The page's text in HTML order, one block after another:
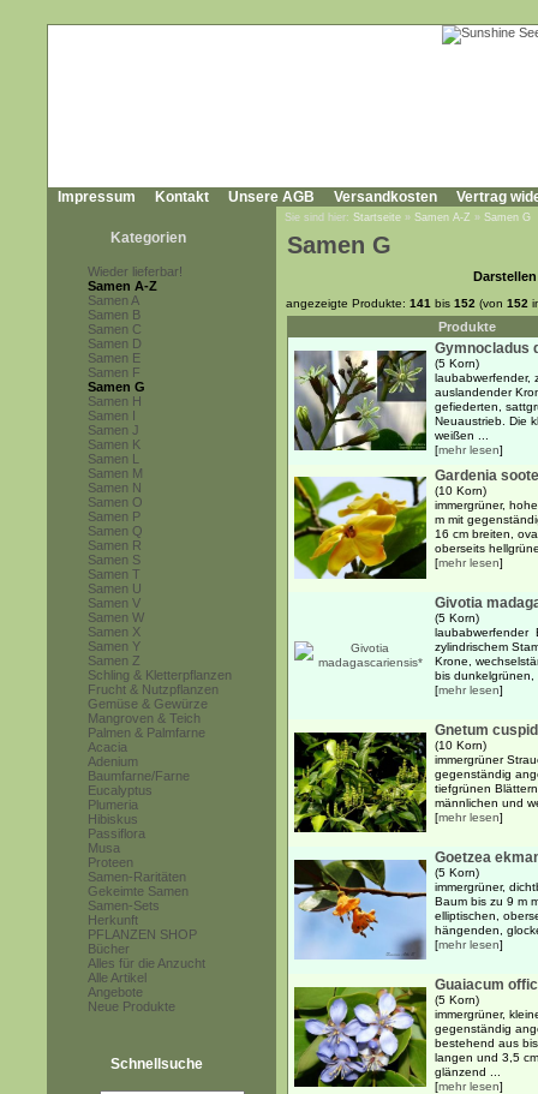
Impressum Kontakt Unsere AGB Versandkosten Vertrag
Kategorien
Wieder lieferbar!
Samen A-Z
Samen A
Samen B
Samen C
Samen D
Samen E
Samen F
Samen G
Samen H
Samen I
Samen J
Samen K
Samen L
Samen M
Samen N
Samen O
Samen P
Samen Q
Samen R
Samen S
Samen T
Samen U
Samen V
Samen W
Samen X
Samen Y
Samen Z
Schling & Kletterpflanzen
Frucht & Nutzpflanzen
Gemüse & Gewürze
Mangroven & Teich
Palmen & Palmfarne
Acacia
Adenium
Baumfarne/Farne
Eucalyptus
Plumeria
Hibiskus
Passiflora
Musa
Proteen
Samen-Raritäten
Gekeimte Samen
Samen-Sets
Herkunft
PFLANZEN SHOP
Bücher
Alles für die Anzucht
Alle Artikel
Angebote
Neue Produkte
Schnellsuche
Sie sind hier: Startseite » Samen A-Z » Samen G
Samen G
angezeigte Produkte: 141 bis 152 (von 152
Produkte
Gymnocladus
(5 Korn)
laubabwerfender,
auslandender
gefiederten,
Neuaustrieb. Die
weißen ...
[mehr lesen]
Gardenia
(10 Korn)
immergrüner,
m mit
16 cm breiten,
oberseits
[mehr lesen]
Givotia
(5 Korn)
laubabwerfender
zylindrischem
Krone,
bis dunkelgrünen,
[mehr lesen]
Gnetum
(10 Korn)
immergrüner
gegenständig
tiefgrünen
männlichen und
[mehr lesen]
Goetzea
(5 Korn)
immergrüner,
Baum bis zu 9 m
elliptischen,
hängenden,
[mehr lesen]
Guaiacum
(5 Korn)
immergrüner,
gegenständig
bestehend aus
langen und 3,5
glänzend ...
[mehr lesen]